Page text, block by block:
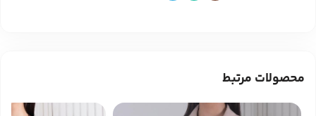
محصولات مرتبط